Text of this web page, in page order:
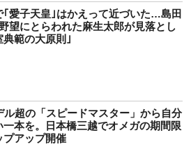
｢愛子天皇｣はかえって近づいた…島田
望にとらわれた麻生太郎が見落とし
典範の大原則｣
ル超の「スピードマスター」から自分
一本を。日本橋三越でオメガの期間限
プアップ開催